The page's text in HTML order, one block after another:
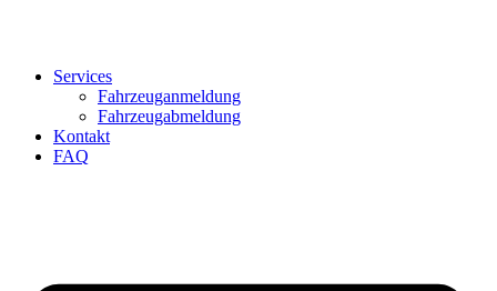
Services
Fahrzeuganmeldung
Fahrzeugabmeldung
Kontakt
FAQ